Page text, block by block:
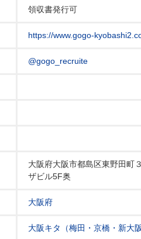
領収書発行可
https://www.gogo-
@gogo_recruite
大阪府大阪市都島区東野田町
ザビル5F奥
大阪府
大阪キタ（梅田・京橋・新大